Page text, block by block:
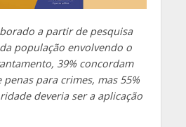
a partir de pesquisa
população envolvendo o
39% concordam
para crimes, mas 55%
deveria ser a aplicação